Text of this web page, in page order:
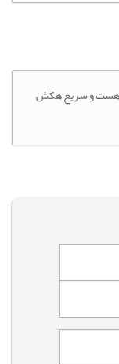
هست و سریع هکش